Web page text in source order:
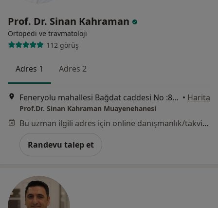
Prof. Dr. Sinan Kahraman
Ortopedi ve travmatoloji
112 görüş
Adres 1 Adres 2
Feneryolu mahallesi Bağdat caddesi No :84 Mutlu Apt. Kat: 3 D :9, İstanbul • Harita
Prof.Dr. Sinan Kahraman Muayenehanesi
Bu uzman ilgili adres için online danışmanlık/takvim sunmuyor.
Randevu talep et